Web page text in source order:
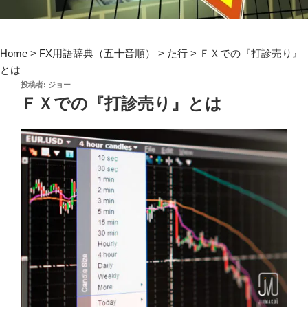
Home > FX用語辞典（五十音順） > た行 > ＦＸでの『打診売り』
とは
投
稿
日:
投稿者: ジョー
ＦＸでの『打診売り』とは